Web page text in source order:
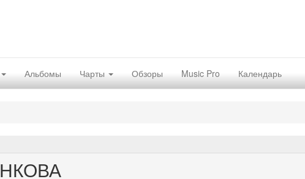
Альбомы Чарты Обзоры Music Pro Календарь